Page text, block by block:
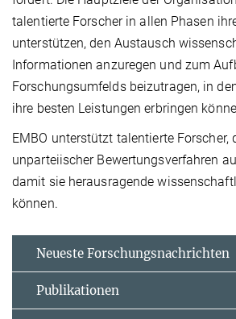
talentierte Forscher in allen Phasen
unterstützen, den Austausch
Informationen anzuregen und zum
Forschungsumfelds beizutragen, in
ihre besten Leistungen erbringen
EMBO unterstützt talentierte Forscher,
unparteiischer Bewertungsverfahren
damit sie herausragende
können.
Neueste Forschungsnachrichten
Publikationen